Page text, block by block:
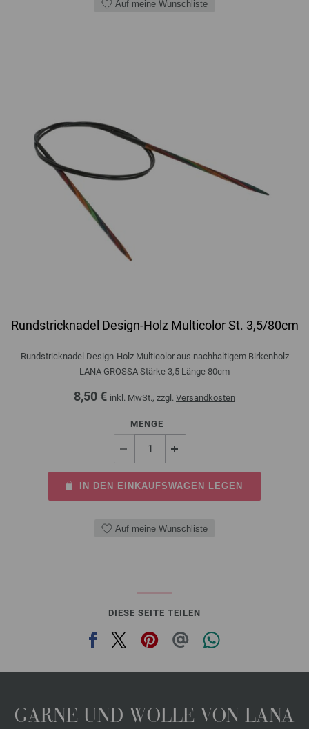
Auf meine Wunschliste
Rundstricknadel Design-Holz Multicolor St. 3,5/80cm
Rundstricknadel Design-Holz Multicolor aus nachhaltigem Birkenholz
LANA GROSSA Stärke 3,5 Länge 80cm
8,50 € inkl. MwSt., zzgl. Versandkosten
MENGE
IN DEN EINKAUFSWAGEN LEGEN
Auf meine Wunschliste
DIESE SEITE TEILEN
GARNE UND WOLLE VON LANA